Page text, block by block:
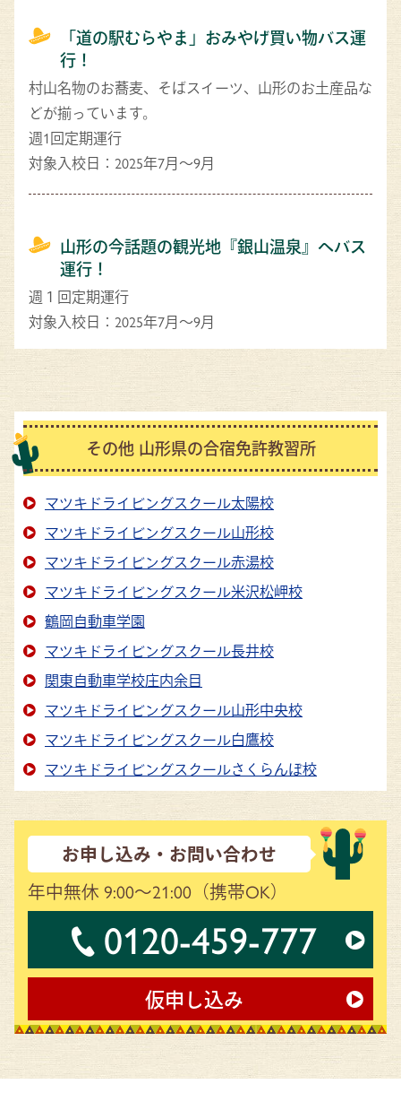
「道の駅むらやま」おみやげ買い物バス運
行！
村山名物のお蕎麦、そばスイーツ、山形のお土産品な
どが揃っています。
週1回定期運行
対象入校日：2025年7月～9月
山形の今話題の観光地『銀山温泉』へバス
運行！
週１回定期運行
対象入校日：2025年7月～9月
その他 山形県の合宿免許教習所
マツキドライビングスクール太陽校
マツキドライビングスクール山形校
マツキドライビングスクール赤湯校
マツキドライビングスクール米沢松岬校
鶴岡自動車学園
マツキドライビングスクール長井校
関東自動車学校庄内余目
マツキドライビングスクール山形中央校
マツキドライビングスクール白鷹校
マツキドライビングスクールさくらんぼ校
お申し込み・お問い合わせ
年中無休 9:00～21:00 （携帯OK）
0120-459-777
仮申し込み